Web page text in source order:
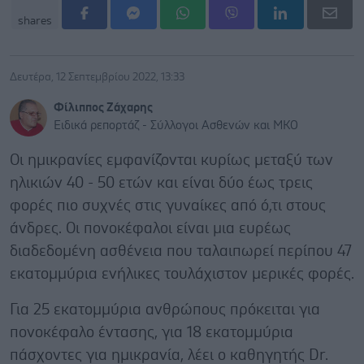
shares
Δευτέρα, 12 Σεπτεμβρίου 2022, 13:33
Φίλιππος Ζάχαρης
Ειδικά ρεπορτάζ - Σύλλογοι Ασθενών και ΜΚΟ
Οι ημικρανίες εμφανίζονται κυρίως μεταξύ των
ηλικιών 40 - 50 ετών και είναι δύο έως τρεις
φορές πιο συχνές στις γυναίκες από ό,τι στους
άνδρες. Οι πονοκέφαλοι είναι μια ευρέως
διαδεδομένη ασθένεια που ταλαιπωρεί περίπου 47
εκατομμύρια ενήλικες τουλάχιστον μερικές φορές.
Για 25 εκατομμύρια ανθρώπους πρόκειται για
πονοκέφαλο έντασης, για 18 εκατομμύρια
πάσχοντες για ημικρανία, λέει ο καθηγητής Dr.